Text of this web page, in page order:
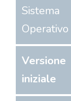
Sistema
Operativo
Versione
iniziale